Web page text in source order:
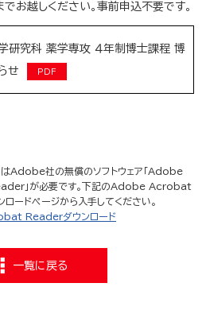
お越しください。事前申込不要です。
研究科 薬学専攻 ４年制博士課程 博
せ
Adobe社の無償のソフトウェア「Adobe
」が必要です。下記のAdobe Acrobat
ードページから入手してください。
Readerダウンロード
一覧に戻る